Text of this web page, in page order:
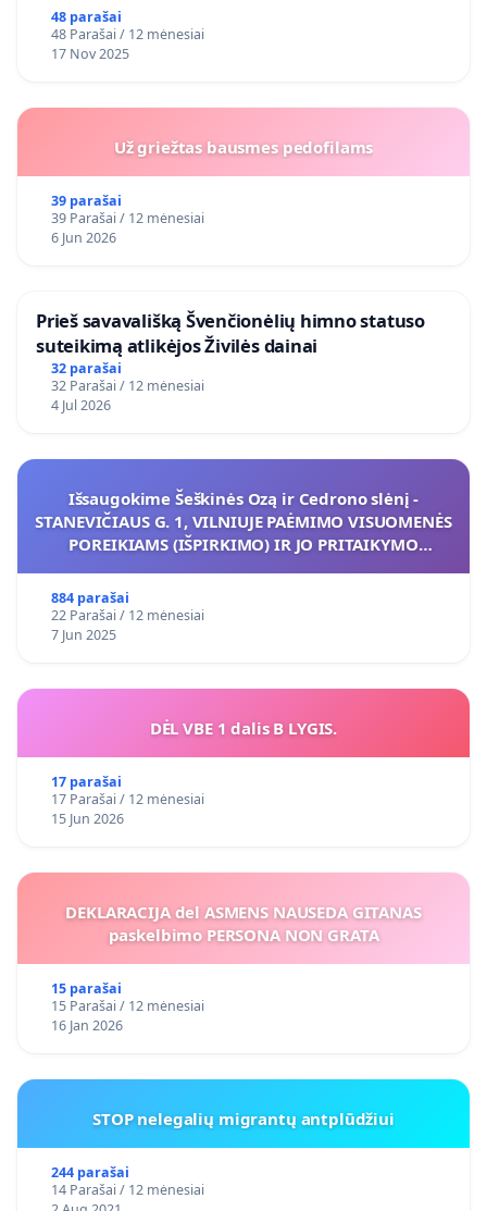
48 parašai
48 Parašai / 12 mėnesiai
17 Nov 2025
Už griežtas bausmes pedofilams
39 parašai
39 Parašai / 12 mėnesiai
6 Jun 2026
​Prieš savavališką Švenčionėlių himno statuso
suteikimą atlikėjos Živilės dainai
32 parašai
32 Parašai / 12 mėnesiai
4 Jul 2026
Išsaugokime Šeškinės Ozą ir Cedrono slėnį -
STANEVIČIAUS G. 1, VILNIUJE PAĖMIMO VISUOMENĖS
POREIKIAMS (IŠPIRKIMO) IR JO PRITAIKYMO
884 parašai
22 Parašai / 12 mėnesiai
7 Jun 2025
DĖL VBE 1 dalis B LYGIS.
17 parašai
17 Parašai / 12 mėnesiai
15 Jun 2026
DEKLARACIJA del ASMENS NAUSEDA GITANAS
paskelbimo PERSONA NON GRATA
15 parašai
15 Parašai / 12 mėnesiai
16 Jan 2026
STOP nelegalių migrantų antplūdžiui
244 parašai
14 Parašai / 12 mėnesiai